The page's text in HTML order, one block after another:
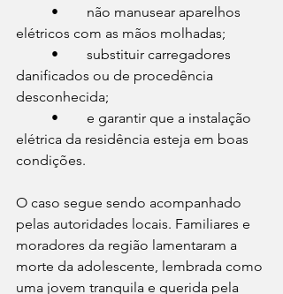
elétricos com as mãos molhadas;
danificados ou de procedência
desconhecida;
elétrica da residência esteja em boas
condições.
O caso segue sendo acompanhado
pelas autoridades locais. Familiares e
moradores da região lamentaram a
morte da adolescente, lembrada como
uma jovem tranquila e querida pela